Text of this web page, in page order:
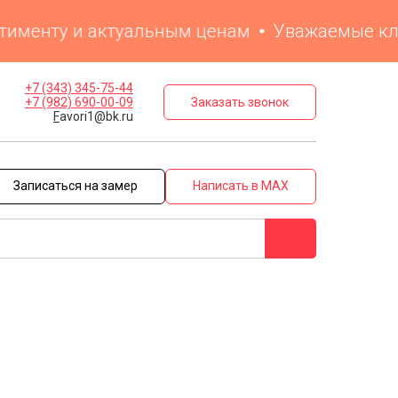
и актуальным ценам Уважаемые
+7 (343) 345-75-44
+7 (982) 690-00-09
Favori1@bk.ru
Заказать звонок
Записаться на замер Написать в MAX